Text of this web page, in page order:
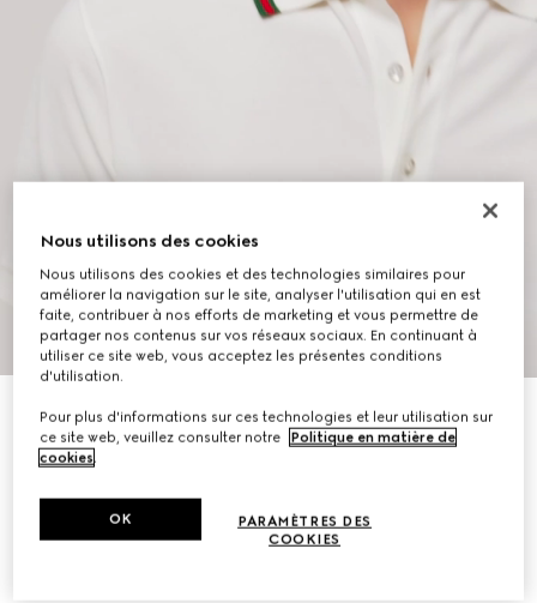
6
Polo en jersey de coton piqué
CA$1,050
Déclinaisons
Nous utilisons des cookies
Nous utilisons des cookies et des technologies similaires pour
améliorer la navigation sur le site, analyser l'utilisation qui en est
faite, contribuer à nos efforts de marketing et vous permettre de
partager nos contenus sur vos réseaux sociaux. En continuant à
utiliser ce site web, vous acceptez les présentes conditions
d'utilisation.
Pour plus d'informations sur ces technologies et leur utilisation sur
ce site web, veuillez consulter notre
Politique en matière de
cookies.
PARAMÈTRES DES
COOKIES
OK